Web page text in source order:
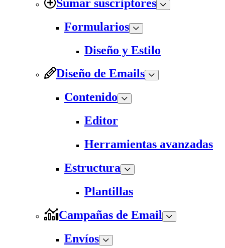
Sumar suscriptores
Formularios
Diseño y Estilo
Diseño de Emails
Contenido
Editor
Herramientas avanzadas
Estructura
Plantillas
Campañas de Email
Envíos